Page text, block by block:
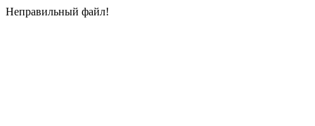
Неправильный файл!